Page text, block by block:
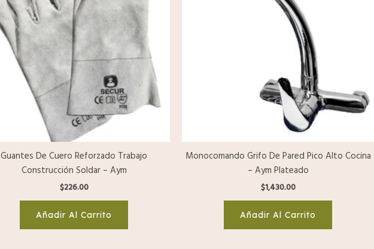
Guantes De Cuero Reforzado Trabajo
Construcción Soldar – Aym
$226.00
Añadir Al Carrito
Monocomando Grifo De Pared Pico Alto Cocina
– Aym Plateado
$1,430.00
Añadir Al Carrito